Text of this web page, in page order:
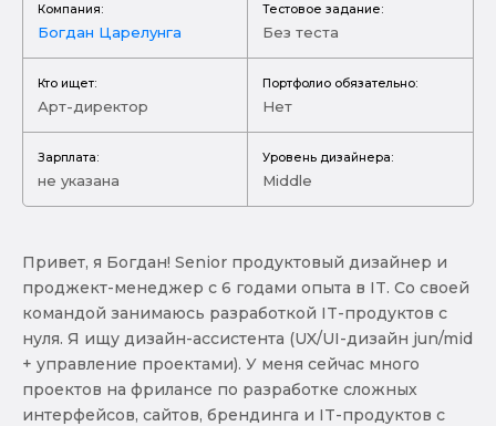
Компания:
Богдан Царелунга
Тестовое задание:
Без теста
Кто ищет:
Арт-директор
Портфолио обязательно:
Нет
Зарплата:
не указана
Уровень дизайнера:
Middle
Привет, я Богдан! Senior продуктовый дизайнер и
проджект-менеджер с 6 годами опыта в IT. Со своей
командой занимаюсь разработкой IT-продуктов с
нуля. Я ищу дизайн-ассистента (UX/UI-дизайн jun/mid
+ управление проектами). У меня сейчас много
проектов на фрилансе по разработке сложных
интерфейсов, сайтов, брендинга и IT-продуктов с